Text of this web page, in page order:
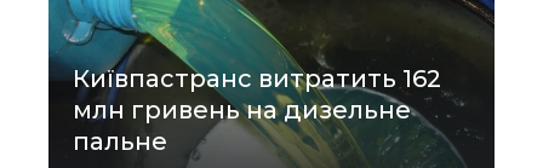
Київпастранс витратить 162
млн гривень на дизельне
пальне